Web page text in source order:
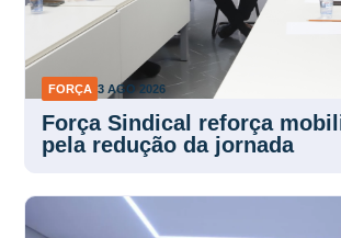
FORÇA 3 AGO 2026
Força Sindical reforça
pela redução da jornada